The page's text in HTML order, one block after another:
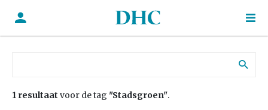
1 resultaat voor de tag "Stadsgroen".